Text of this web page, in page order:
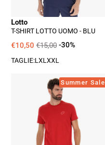
Lotto
T-SHIRT LOTTO UOMO - BLU
€10,50 €15,00 -30%
TAGLIE:LXLXXL
T-
Shirt
Lotto
Uomo
Rosso
Summer Sale